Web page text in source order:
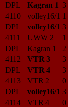
DPL
Kagran 1 3
4110
volley16/1 1
DPL
volley16/1 3
4111
UWW 2 1
DPL
Kagran 1 2
4112
VTR 3 3
DPL
VTR 4 3
4113
VTR 2 0
DPL
volley16/1 3
4114
VTR 4 0